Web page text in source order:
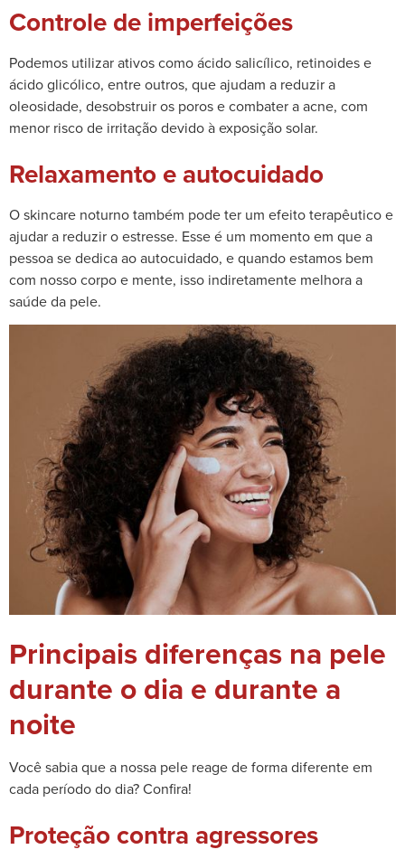
Controle de imperfeições
Podemos utilizar ativos como ácido salicílico, retinoides e
ácido glicólico, entre outros, que ajudam a reduzir a
oleosidade, desobstruir os poros e combater a acne, com
menor risco de irritação devido à exposição solar.
Relaxamento e autocuidado
O skincare noturno também pode ter um efeito terapêutico e
ajudar a reduzir o estresse. Esse é um momento em que a
pessoa se dedica ao autocuidado, e quando estamos bem
com nosso corpo e mente, isso indiretamente melhora a
saúde da pele.
Principais diferenças na pele
durante o dia e durante a
noite
Você sabia que a nossa pele reage de forma diferente em
cada período do dia? Confira!
Proteção contra agressores